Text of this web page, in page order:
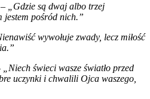
–
„Gdzie są dwaj albo trzej
jestem pośród nich.”
wywołuje zwady, lecz miłość
„Niech świeci wasze światło przed
uczynki i chwalili Ojca waszego,